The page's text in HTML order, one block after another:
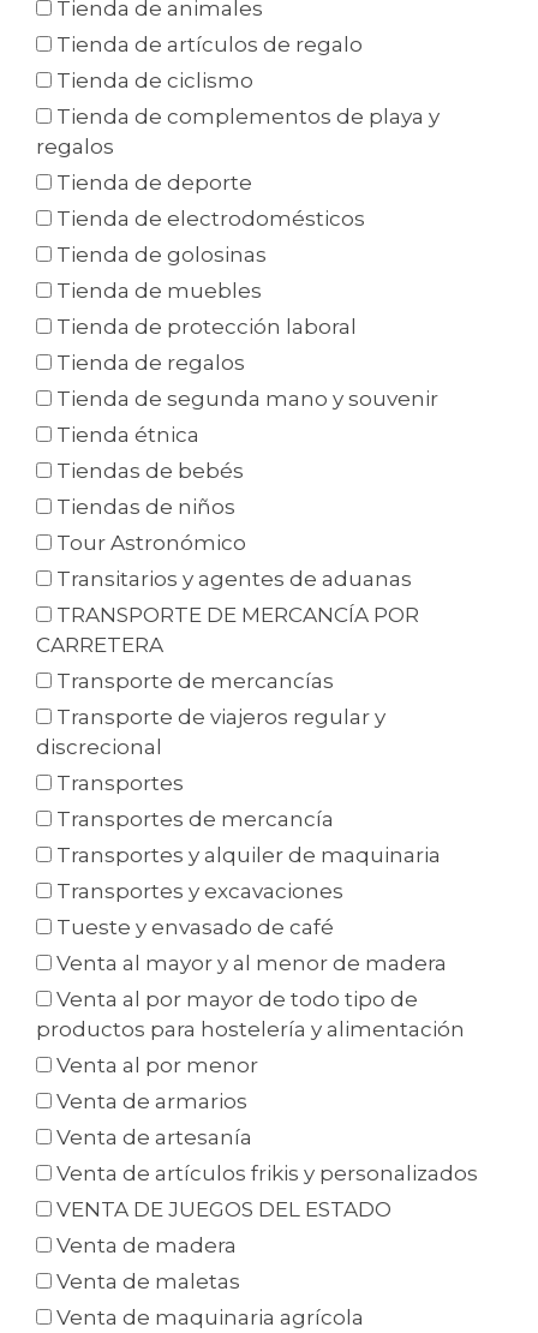
Tienda de animales
Tienda de artículos de regalo
Tienda de ciclismo
Tienda de complementos de playa y
regalos
Tienda de deporte
Tienda de electrodomésticos
Tienda de golosinas
Tienda de muebles
Tienda de protección laboral
Tienda de regalos
Tienda de segunda mano y souvenir
Tienda étnica
Tiendas de bebés
Tiendas de niños
Tour Astronómico
Transitarios y agentes de aduanas
TRANSPORTE DE MERCANCÍA POR
CARRETERA
Transporte de mercancías
Transporte de viajeros regular y
discrecional
Transportes
Transportes de mercancía
Transportes y alquiler de maquinaria
Transportes y excavaciones
Tueste y envasado de café
Venta al mayor y al menor de madera
Venta al por mayor de todo tipo de
productos para hostelería y alimentación
Venta al por menor
Venta de armarios
Venta de artesanía
Venta de artículos frikis y personalizados
VENTA DE JUEGOS DEL ESTADO
Venta de madera
Venta de maletas
Venta de maquinaria agrícola